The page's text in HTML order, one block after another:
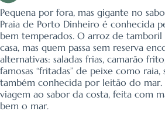
Pequena por fora, mas gigante no
Praia de Porto Dinheiro é conhecida
bem temperados. O arroz de tamboril
casa, mas quem passa sem reserva
alternativas: saladas frias, camarão
famosas “fritadas” de peixe como
também conhecida por leitão do mar.
viagem ao sabor da costa, feita com
bem o mar.